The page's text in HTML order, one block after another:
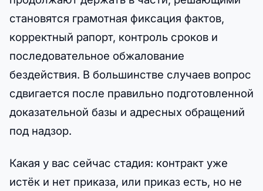
становятся грамотная фиксация фактов,
корректный рапорт, контроль сроков и
последовательное обжалование
бездействия. В большинстве случаев вопрос
сдвигается после правильно подготовленной
доказательной базы и адресных обращений
под надзор.
Какая у вас сейчас стадия: контракт уже
истёк и нет приказа, или приказ есть, но не